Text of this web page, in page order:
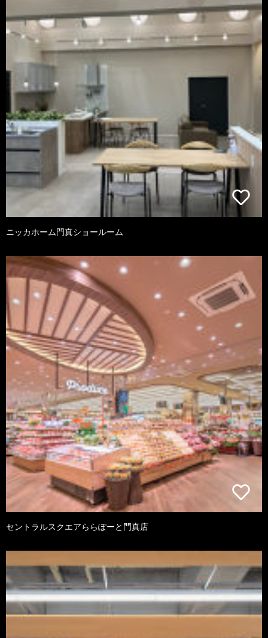
ニッカホーム門真ショールーム
セントラルスクエアららぽーと門真店